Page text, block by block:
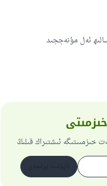
ئەل مۇنەججىد
خىزمىىتىگە ئىشتىراك قىلىڭ